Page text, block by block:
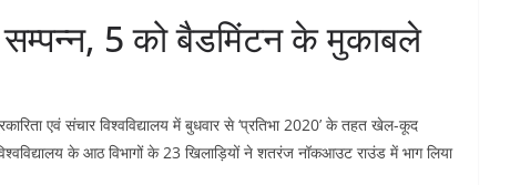
सम्पन्न, 5 को बैडमिंटन के मुकाबले
एवं संचार विश्वविद्यालय में बुधवार से ‘प्रतिभा 2020’ के तहत खेल-कूद
के आठ विभागों के 23 खिलाड़ियों ने शतरंज नॉकआउट राउंड में भाग लिया